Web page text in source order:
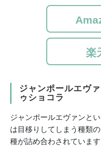
楽
ジャンポールエヴ
ゥショコラ
ジャンポールエヴァンと
は目移りしてしまう種類
種が詰め合わされていま